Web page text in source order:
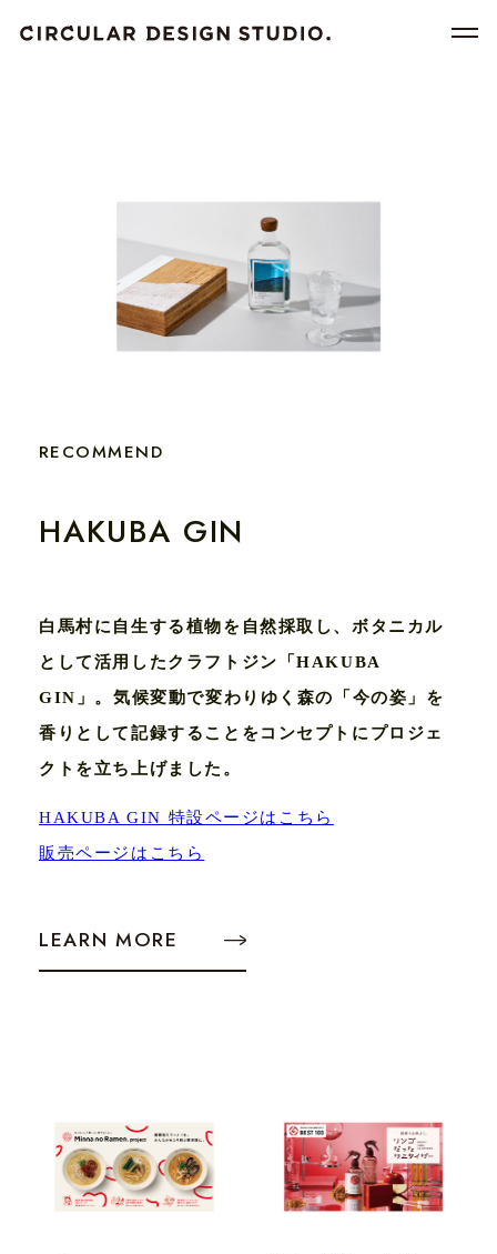
HAKUBA GIN
白馬村に自生する植物を自然採取し、ボタニカル
として活用したクラフトジン「HAKUBA
GIN」。気候変動で変わりゆく森の「今の姿」を
香りとして記録することをコンセプトにプロジェ
クトを立ち上げました。
HAKUBA GIN 特設ページはこちら
販売ページはこちら
LEARN MORE